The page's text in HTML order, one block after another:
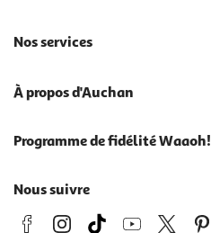
Nos services
À propos d'Auchan
Programme de fidélité Waaoh!
Nous suivre